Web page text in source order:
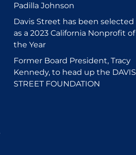
Padilla Johnson
Davis Street has been selected
as a 2023 California Nonprofit of
the Year
Former Board President, Tracy
Kennedy, to head up the DAVIS
STREET FOUNDATION